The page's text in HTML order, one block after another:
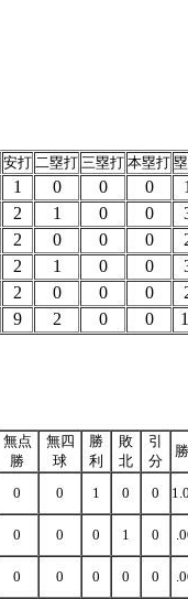
安打 二塁打 三塁打 本塁打
1 0 0 0
2 1 0 0
2 0 0 0
2 1 0 0
2 0 0 0
9 2 0 0
無点
勝
無四
球
勝
利
敗
北
引
分
0 0 1 0 0
0 0 0 1 0
0 0 0 0 0